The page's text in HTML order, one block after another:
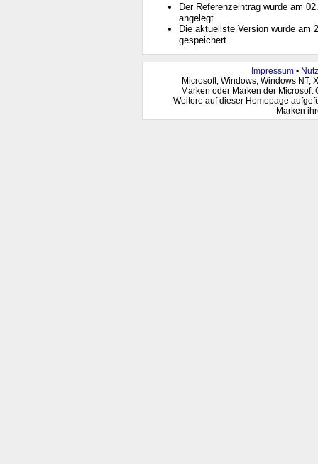
Der Referenzeintrag wurde am
angelegt.
Die aktuellste Version wurde am
gespeichert.
Impressum•
Microsoft, Windows, Windows NT,
Marken oder Marken der
Weitere auf dieser Homepage
Marken